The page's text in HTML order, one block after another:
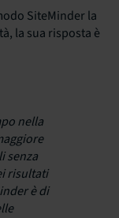
SiteMinder la
la sua risposta è
nella
senza
risultati
è di